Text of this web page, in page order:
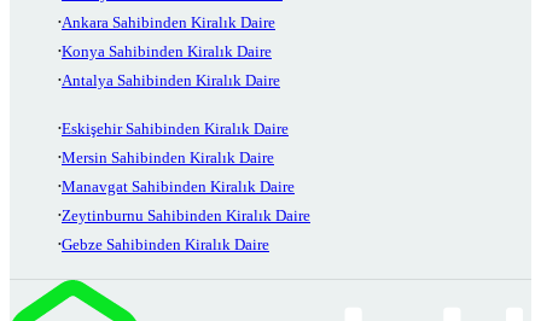
Ankara Sahibinden Kiralık Daire
Konya Sahibinden Kiralık Daire
Antalya Sahibinden Kiralık Daire
Eskişehir Sahibinden Kiralık Daire
Mersin Sahibinden Kiralık Daire
Manavgat Sahibinden Kiralık Daire
Zeytinburnu Sahibinden Kiralık Daire
Gebze Sahibinden Kiralık Daire